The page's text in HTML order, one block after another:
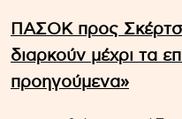
ΠΑΣΟΚ προς
διαρκούν μέχρι τα
προηγούμενα»